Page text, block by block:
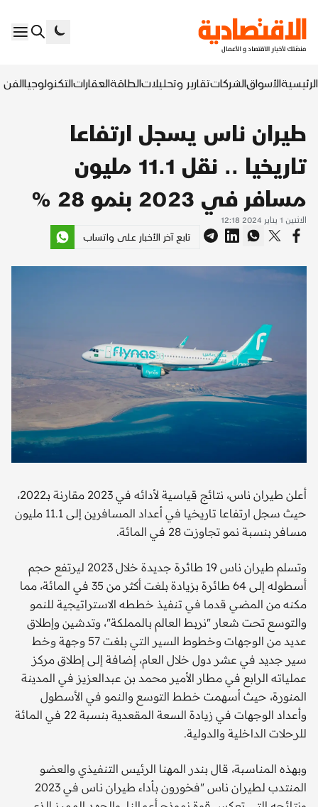
الرئيسيةالأسواقالشركاتتقارير وتحليلاتالطاقةالعقاراتالتكنولوجياالفن
طيران ناس يسجل ارتفاعا
تاريخيا .. نقل 11.1 مليون
مسافر في 2023 بنمو 28 %
الاثنين 1 يناير 2024 12:18
تابع آخر الأخبار على واتساب
أعلن طيران ناس، نتائج قياسية لأدائه في 2023 مقارنة بـ2022،
حيث سجل ارتفاعا تاريخيا في أعداد المسافرين إلى 11.1 مليون
مسافر بنسبة نمو تجاوزت 28 في المائة.
وتسلم طيران ناس 19 طائرة جديدة خلال 2023 ليرتفع حجم
أسطوله إلى 64 طائرة بزيادة بلغت أكثر من 35 في المائة، مما
مكنه من المضي قدما في تنفيذ خططه الاستراتيجية للنمو
والتوسع تحت شعار "نربط العالم بالمملكة"، وتدشين وإطلاق
عديد من الوجهات وخطوط السير التي بلغت 57 وجهة وخط
سير جديد في عشر دول خلال العام، إضافة إلى إطلاق مركز
عملياته الرابع في مطار الأمير محمد بن عبدالعزيز في المدينة
المنورة، حيث أسهمت خطط التوسع والنمو في الأسطول
وأعداد الوجهات في زيادة السعة المقعدية بنسبة 22 في المائة
للرحلات الداخلية والدولية.
وبهذه المناسبة، قال بندر المهنا الرئيس التنفيذي والعضو
المنتدب لطيران ناس "فخورون بأداء طيران ناس في 2023